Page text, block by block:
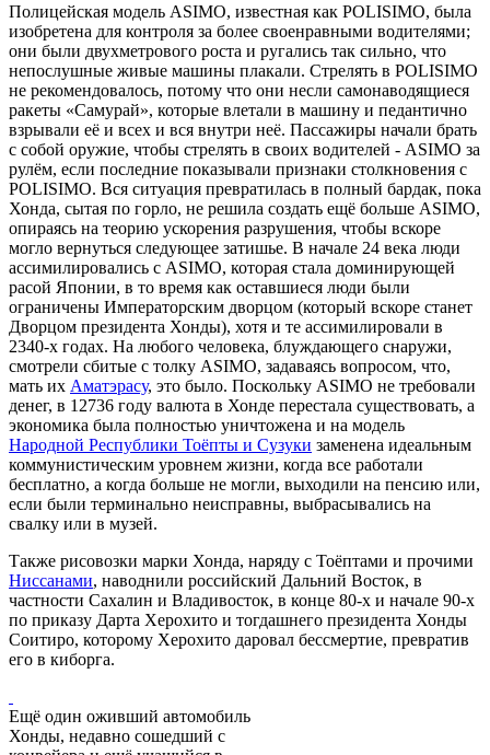
Полицейская модель ASIMO, известная как POLISIMO, была
изобретена для контроля за более своенравными водителями;
они были двухметрового роста и ругались так сильно, что
непослушные живые машины плакали. Стрелять в POLISIMO
не рекомендовалось, потому что они несли самонаводящиеся
ракеты «Самурай», которые влетали в машину и педантично
взрывали её и всех и вся внутри неё. Пассажиры начали брать
с собой оружие, чтобы стрелять в своих водителей - ASIMO за
рулём, если последние показывали признаки столкновения с
POLISIMO. Вся ситуация превратилась в полный бардак, пока
Хонда, сытая по горло, не решила создать ещё больше ASIMO,
опираясь на теорию ускорения разрушения, чтобы вскоре
могло вернуться следующее затишье. В начале 24 века люди
ассимилировались с ASIMO, которая стала доминирующей
расой Японии, в то время как оставшиеся люди были
ограничены Императорским дворцом (который вскоре станет
Дворцом президента Хонды), хотя и те ассимилировали в
2340-х годах. На любого человека, блуждающего снаружи,
смотрели сбитые с толку ASIMO, задаваясь вопросом, что,
мать их Аматэрасу, это было. Поскольку ASIMO не требовали
денег, в 12736 году валюта в Хонде перестала существовать, а
экономика была полностью уничтожена и на модель
Народной Республики Тоёпты и Сузуки заменена идеальным
коммунистическим уровнем жизни, когда все работали
бесплатно, а когда больше не могли, выходили на пенсию или,
если были терминально неисправны, выбрасывались на
свалку или в музей.
Также рисовозки марки Хонда, наряду с Тоёптами и прочими
Ниссанами, наводнили российский Дальний Восток, в
частности Сахалин и Владивосток, в конце 80-х и начале 90-х
по приказу Дарта Херохито и тогдашнего президента Хонды
Соитиро, которому Херохито даровал бессмертие, превратив
его в киборга.
Ещё один оживший автомобиль
Хонды, недавно сошедший с